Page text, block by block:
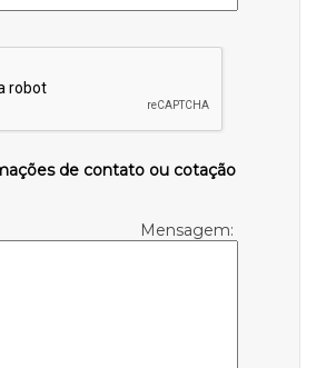
de contato ou cotação
Mensagem: